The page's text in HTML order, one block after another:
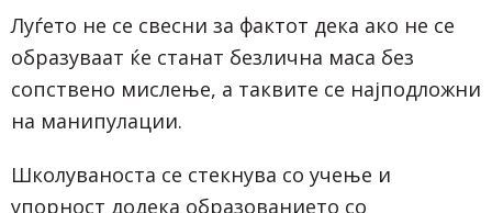
Луѓето не се свесни за фактот дека ако не се
образуваат ќе станат безлична маса без
сопствено мислење, а таквите се најподложни
на манипулации.
Школуваноста се стекнува со учење и
упорност додека образованието со